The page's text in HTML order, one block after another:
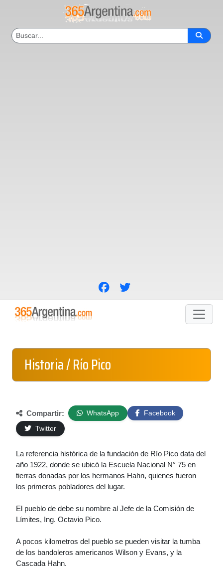
Historia / Río Pico
Compartir: WhatsApp
Facebook
Twitter
La referencia histórica de la fundación de Río Pico data del
año 1922, donde se ubicó la Escuela Nacional N° 75 en
tierras donadas por los hermanos Hahn, quienes fueron
los primeros pobladores del lugar.
El pueblo de debe su nombre al Jefe de la Comisión de
Límites, Ing. Octavio Pico.
A pocos kilometros del pueblo se pueden visitar la tumba
de los bandoleros americanos Wilson y Evans, y la
Cascada Hahn.